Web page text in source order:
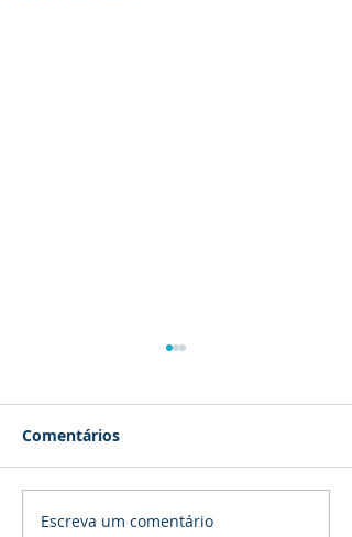
QUE NORMA DE
Comentários
Escreva um comentário